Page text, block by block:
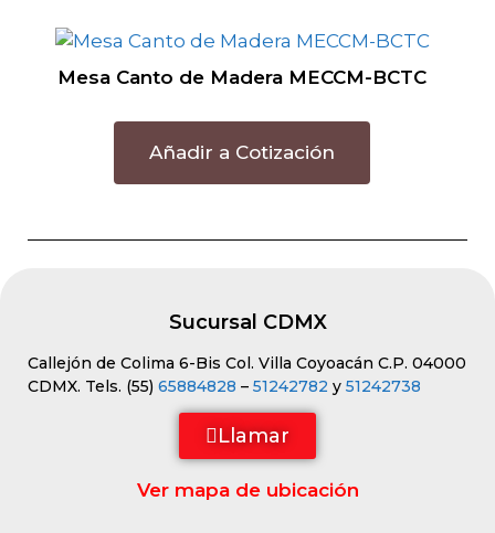
Mesa Canto de Madera MECCM-BCTC
Añadir a Cotización
Sucursal CDMX
Callejón de Colima 6-Bis Col. Villa Coyoacán C.P. 04000
CDMX. Tels. (55) 65884828 – 51242782 y 51242738
Llamar
Ver mapa de ubicación